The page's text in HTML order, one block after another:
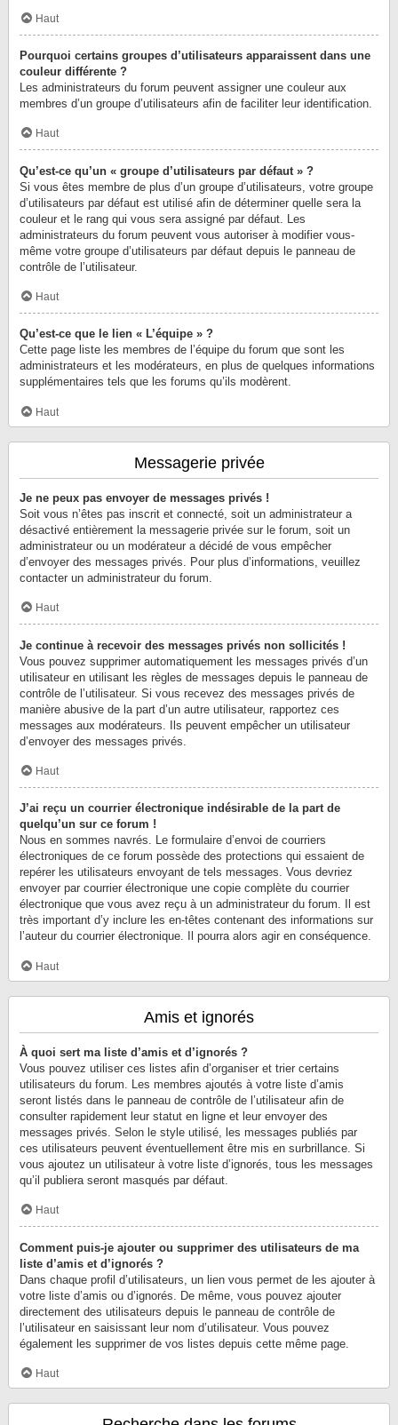
Haut
Pourquoi certains groupes d’utilisateurs apparaissent dans une
couleur différente ?
Les administrateurs du forum peuvent assigner une couleur aux
membres d’un groupe d’utilisateurs afin de faciliter leur identification.
Haut
Qu’est-ce qu’un « groupe d’utilisateurs par défaut » ?
Si vous êtes membre de plus d’un groupe d’utilisateurs, votre groupe
d’utilisateurs par défaut est utilisé afin de déterminer quelle sera la
couleur et le rang qui vous sera assigné par défaut. Les
administrateurs du forum peuvent vous autoriser à modifier vous-
même votre groupe d’utilisateurs par défaut depuis le panneau de
contrôle de l’utilisateur.
Haut
Qu’est-ce que le lien « L’équipe » ?
Cette page liste les membres de l’équipe du forum que sont les
administrateurs et les modérateurs, en plus de quelques informations
supplémentaires tels que les forums qu’ils modèrent.
Haut
Messagerie privée
Je ne peux pas envoyer de messages privés !
Soit vous n’êtes pas inscrit et connecté, soit un administrateur a
désactivé entièrement la messagerie privée sur le forum, soit un
administrateur ou un modérateur a décidé de vous empêcher
d’envoyer des messages privés. Pour plus d’informations, veuillez
contacter un administrateur du forum.
Haut
Je continue à recevoir des messages privés non sollicités !
Vous pouvez supprimer automatiquement les messages privés d’un
utilisateur en utilisant les règles de messages depuis le panneau de
contrôle de l’utilisateur. Si vous recevez des messages privés de
manière abusive de la part d’un autre utilisateur, rapportez ces
messages aux modérateurs. Ils peuvent empêcher un utilisateur
d’envoyer des messages privés.
Haut
J’ai reçu un courrier électronique indésirable de la part de
quelqu’un sur ce forum !
Nous en sommes navrés. Le formulaire d’envoi de courriers
électroniques de ce forum possède des protections qui essaient de
repérer les utilisateurs envoyant de tels messages. Vous devriez
envoyer par courrier électronique une copie complète du courrier
électronique que vous avez reçu à un administrateur du forum. Il est
très important d’y inclure les en-têtes contenant des informations sur
l’auteur du courrier électronique. Il pourra alors agir en conséquence.
Haut
Amis et ignorés
À quoi sert ma liste d’amis et d’ignorés ?
Vous pouvez utiliser ces listes afin d’organiser et trier certains
utilisateurs du forum. Les membres ajoutés à votre liste d’amis
seront listés dans le panneau de contrôle de l’utilisateur afin de
consulter rapidement leur statut en ligne et leur envoyer des
messages privés. Selon le style utilisé, les messages publiés par
ces utilisateurs peuvent éventuellement être mis en surbrillance. Si
vous ajoutez un utilisateur à votre liste d’ignorés, tous les messages
qu’il publiera seront masqués par défaut.
Haut
Comment puis-je ajouter ou supprimer des utilisateurs de ma
liste d’amis et d’ignorés ?
Dans chaque profil d’utilisateurs, un lien vous permet de les ajouter à
votre liste d’amis ou d’ignorés. De même, vous pouvez ajouter
directement des utilisateurs depuis le panneau de contrôle de
l’utilisateur en saisissant leur nom d’utilisateur. Vous pouvez
également les supprimer de vos listes depuis cette même page.
Haut